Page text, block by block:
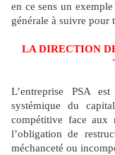
en ce sens un
générale à suivre pour
LA DIRECTION
L’entreprise PSA
systémique du
compétitive face aux
l’obligation de
méchanceté ou